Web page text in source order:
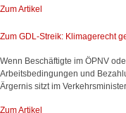
Zum Artikel
Zum GDL-Streik: Klimagerecht
Wenn Beschäftigte im ÖPNV
Arbeitsbedingungen und
Ärgernis sitzt im
Zum Artikel